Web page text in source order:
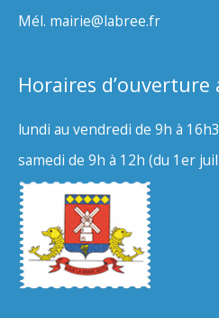
Mél. mairie@labree.fr
Horaires d’ouverture
lundi au vendredi de 9h à
samedi de 9h à 12h (du 1er